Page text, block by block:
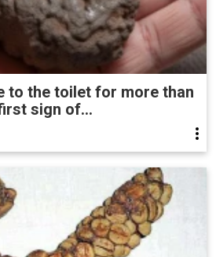
to the toilet for more than
sign of...